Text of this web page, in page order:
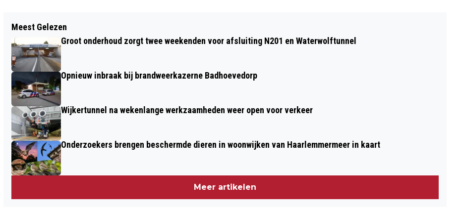
TWEE GEWONDEN BIJ STEEKINCIDENT
OP MARKTPLEIN HOOFDDORP,
VERDACHTE AANGEHOUDEN
STRAND; STRANDBUS VANUIT
VAN START
Meest Gelezen
Groot onderhoud zorgt twee weekenden voor afsluiting N201 en Waterwolftunnel
Opnieuw inbraak bij brandweerkazerne Badhoevedorp
Wijkertunnel na wekenlange werkzaamheden weer open voor verkeer
Onderzoekers brengen beschermde dieren in woonwijken van Haarlemmermeer in kaart
Meer artikelen